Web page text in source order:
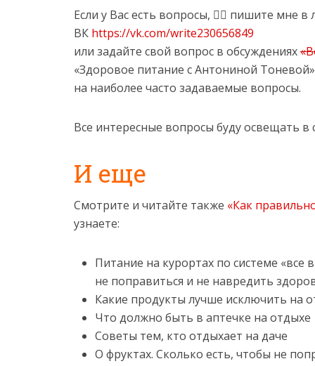
Если у Вас есть вопросы, ✍🏻 пишите мне в
ВК https://vk.com/write230656849
или задайте свой вопрос в обсуждениях
«Здоровое питание с Антониной
на наиболее часто задаваемые вопросы.
Все интересные вопросы буду освещать
И еще
Смотрите и читайте также «Как
узнаете:
Питание на курортах по системе «все
не поправиться и не навредить
Какие продукты лучше исключить на
Что должно быть в аптечке на отдыхе
Советы тем, кто отдыхает на даче
О фруктах. Сколько есть, чтобы не